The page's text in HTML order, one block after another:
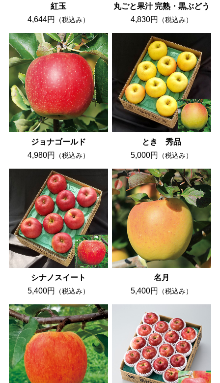
紅玉
4,644円
（税込み）
丸ごと果汁 完熟・黒ぶどう
4,830円
（税込み）
ジョナゴールド
4,980円
（税込み）
とき 秀品
5,000円
（税込み）
シナノスイート
5,400円
（税込み）
名月
5,400円
（税込み）